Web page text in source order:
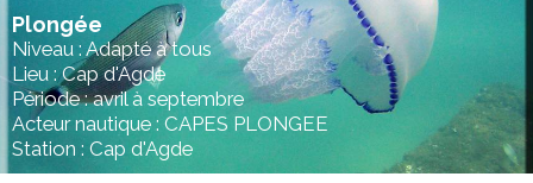
Plongée
Niveau : Adapté à tous
Lieu : Cap d'Agde
Période : avril à septembre
Acteur nautique : CAPES PLONGEE
Station : Cap d'Agde